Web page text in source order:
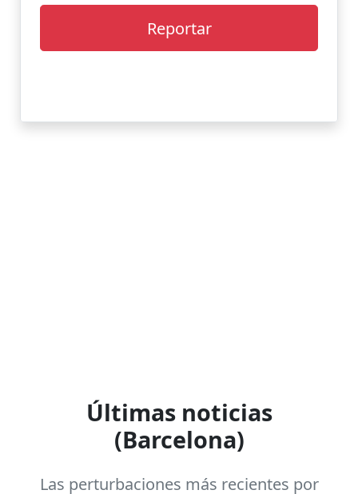
Reportar
Últimas noticias
(Barcelona)
Las perturbaciones más recientes por